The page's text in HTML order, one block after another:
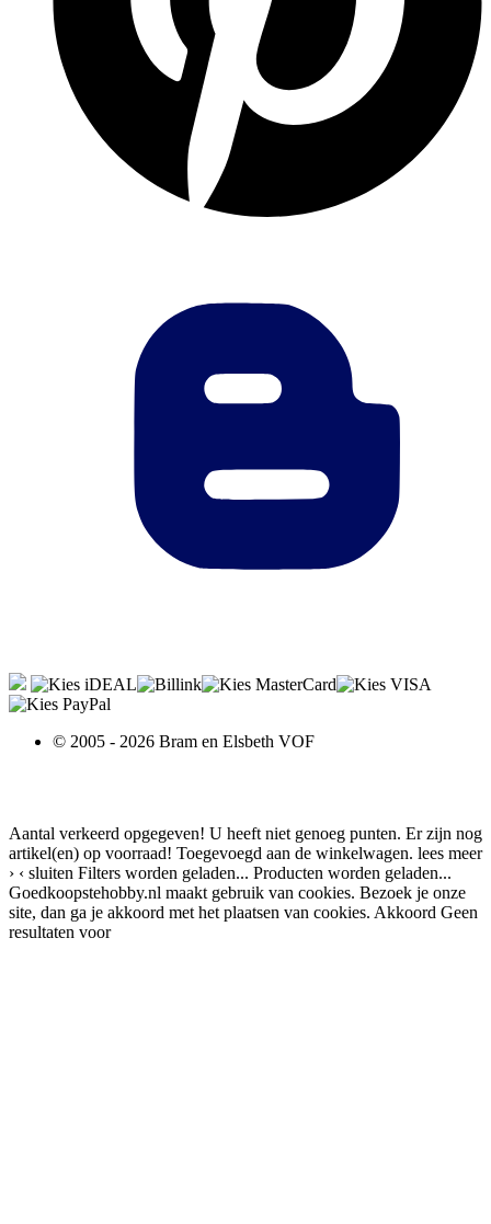
© 2005 - 2026 Bram en Elsbeth VOF
Aantal verkeerd opgegeven! U heeft niet genoeg punten.
artikel(en) op voorraad!
Toegevoegd aan de winkelwagen.
Filters worden geladen...
Producten worden geladen...
Goedkoopstehobby.nl maakt gebruik van cookies. Bezoek je onze
site, dan ga je akkoord met het plaatsen van cookies.